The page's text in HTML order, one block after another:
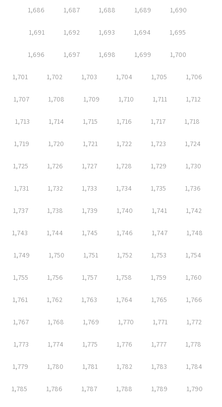
1,686 1,687 1,688 1,689 1,690
1,691 1,692 1,693 1,694 1,695
1,696 1,697 1,698 1,699 1,700
1,701 1,702 1,703 1,704 1,705 1,706
1,707 1,708 1,709 1,710 1,711 1,712
1,713 1,714 1,715 1,716 1,717 1,718
1,719 1,720 1,721 1,722 1,723 1,724
1,725 1,726 1,727 1,728 1,729 1,730
1,731 1,732 1,733 1,734 1,735 1,736
1,737 1,738 1,739 1,740 1,741 1,742
1,743 1,744 1,745 1,746 1,747 1,748
1,749 1,750 1,751 1,752 1,753 1,754
1,755 1,756 1,757 1,758 1,759 1,760
1,761 1,762 1,763 1,764 1,765 1,766
1,767 1,768 1,769 1,770 1,771 1,772
1,773 1,774 1,775 1,776 1,777 1,778
1,779 1,780 1,781 1,782 1,783 1,784
1,785 1,786 1,787 1,788 1,789 1,790